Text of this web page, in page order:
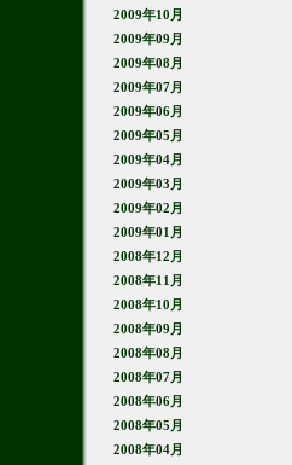
2009年10月
2009年09月
2009年08月
2009年07月
2009年06月
2009年05月
2009年04月
2009年03月
2009年02月
2009年01月
2008年12月
2008年11月
2008年10月
2008年09月
2008年08月
2008年07月
2008年06月
2008年05月
2008年04月